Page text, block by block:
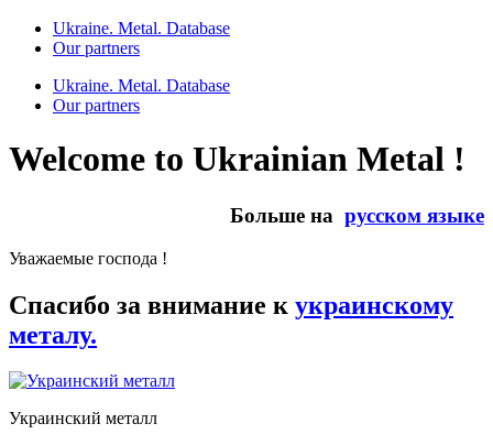
Ukraine. Metal. Database
Our partners
Ukraine. Metal. Database
Our partners
Welcome to Ukrainian Metal !
Больше на русском языке
Уважаемые господа !
Спасибо за внимание к украинскому
металу.
Украинский металл